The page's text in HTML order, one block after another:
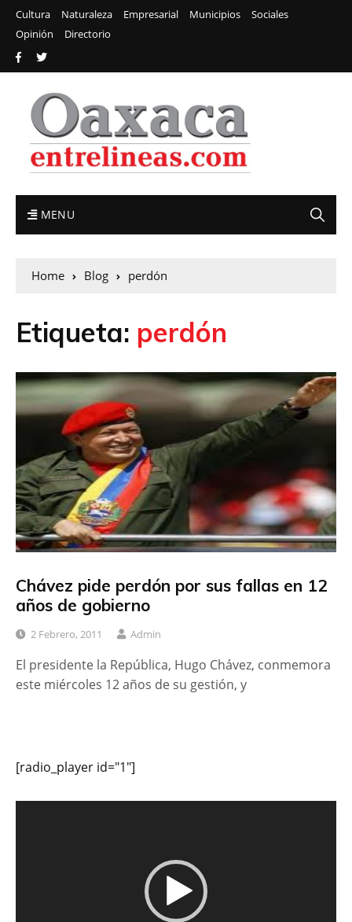
Cultura Naturaleza Empresarial Municipios
Sociales
Opinión
Directorio
MENU
Home Blog perdón
Etiqueta: perdón
Chávez pide perdón por sus fallas en 12
años de gobierno
2 Febrero, 2011 Admin
El presidente la República, Hugo Chávez, conmemora
este miércoles 12 años de su gestión, y
[radio_player id="1"]